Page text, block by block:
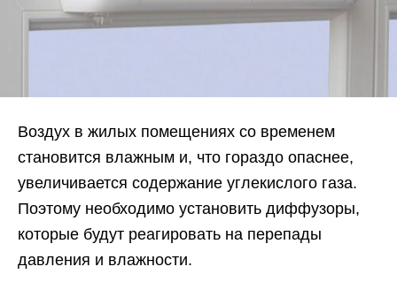
Воздух в жилых помещениях со временем
становится влажным и, что гораздо опаснее,
увеличивается содержание углекислого газа.
Поэтому необходимо установить диффузоры,
которые будут реагировать на перепады
давления и влажности.